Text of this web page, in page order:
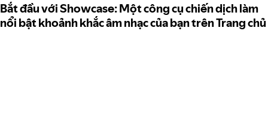
Bắt đầu với Showcase: Một công cụ chiến dịch làm
nổi bật khoảnh khắc âm nhạc của bạn trên Trang chủ